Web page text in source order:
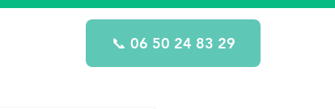
📞 06 50 24 83 29